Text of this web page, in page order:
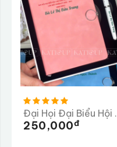
Đại Họi
250,000Đ